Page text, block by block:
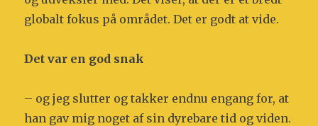
globalt fokus på området. Det er godt at vide.
Det var en god snak
– og jeg slutter og takker endnu engang for, at
han gav mig noget af sin dyrebare tid og viden.